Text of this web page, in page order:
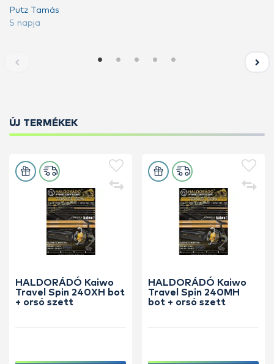
Putz Tamás
5 napja
ÚJ TERMÉKEK
HALDORÁDÓ Kaiwo
Travel Spin 240XH bot
+ orsó szett
HALDORÁDÓ Kaiwo
Travel Spin 240MH
bot + orsó szett